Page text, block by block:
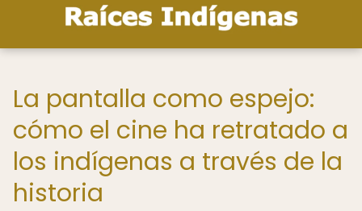
La pantalla como espejo:
cómo el cine ha retratado a
los indígenas a través de la
historia